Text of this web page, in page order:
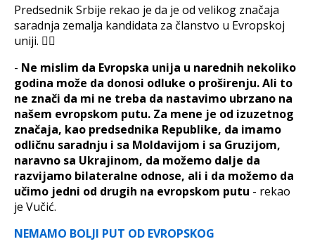
Predsednik Srbije rekao je da je od velikog značaja
saradnja zemalja kandidata za članstvo u Evropskoj
uniji. 👇🏻
- Ne mislim da Evropska unija u narednih nekoliko
godina može da donosi odluke o proširenju. Ali to
ne znači da mi ne treba da nastavimo ubrzano na
našem evropskom putu. Za mene je od izuzetnog
značaja, kao predsednika Republike, da imamo
odličnu saradnju i sa Moldavijom i sa Gruzijom,
naravno sa Ukrajinom, da možemo dalje da
razvijamo bilateralne odnose, ali i da možemo da
učimo jedni od drugih na evropskom putu - rekao
je Vučić.
NEMAMO BOLJI PUT OD EVROPSKOG